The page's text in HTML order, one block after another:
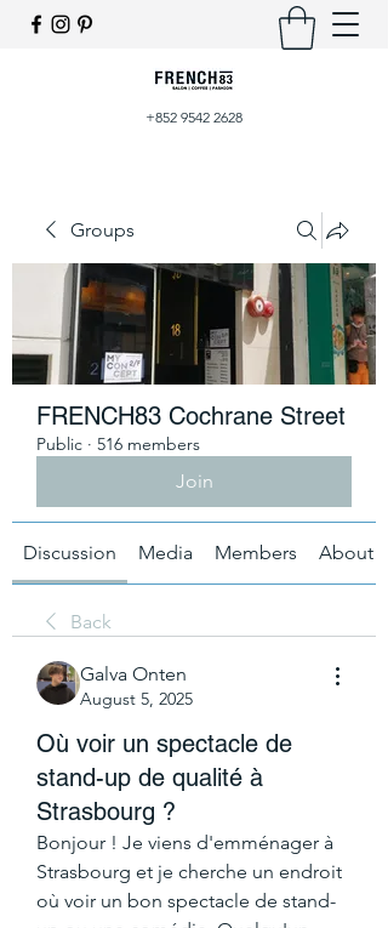
+852 9542 2628
Groups
FRENCH83 Cochrane Street
Public · 516 members
Join
Discussion Media Members About
Back
Galva Onten
August 5, 2025
Où voir un spectacle de
stand-up de qualité à
Strasbourg ?
Bonjour ! Je viens d'emménager à
Strasbourg et je cherche un endroit
où voir un bon spectacle de stand-